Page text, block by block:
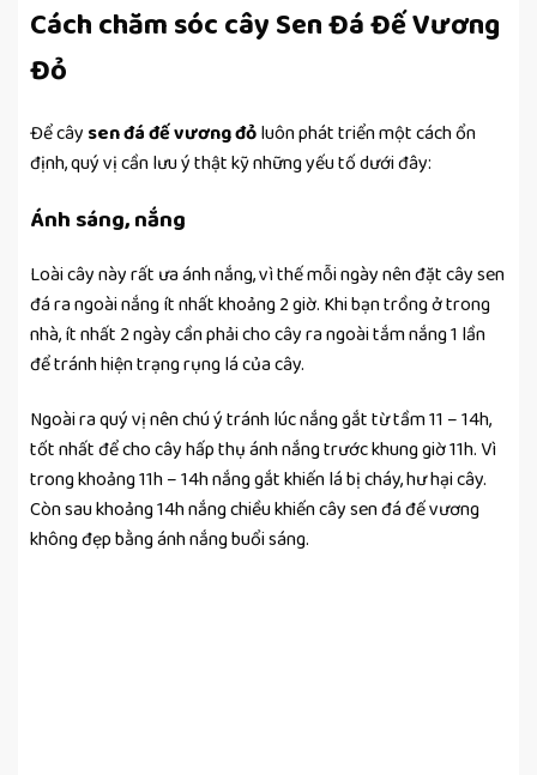
Cách chăm sóc cây Sen Đá Đế Vương
Đỏ
Để cây sen đá đế vương đỏluôn phát triển một cách ổn
định, quý vị cần lưu ý thật kỹ những yếu tố dưới đây:
Ánh sáng, nắng
Loài cây này rất ưa ánh nắng, vì thế mỗi ngày nên đặt cây sen
đá ra ngoài nắng ít nhất khoảng 2 giờ. Khi bạn trồng ở trong
nhà, ít nhất 2 ngày cần phải cho cây ra ngoài tắm nắng 1 lần
để tránh hiện trạng rụng lá của cây.
Ngoài ra quý vị nên chú ý tránh lúc nắng gắt từ tầm 11 – 14h,
tốt nhất để cho cây hấp thụ ánh nắng trước khung giờ 11h. Vì
trong khoảng 11h – 14h nắng gắt khiến lá bị cháy, hư hại cây.
Còn sau khoảng 14h nắng chiều khiến cây sen đá đế vương
không đẹp bằng ánh nắng buổi sáng.